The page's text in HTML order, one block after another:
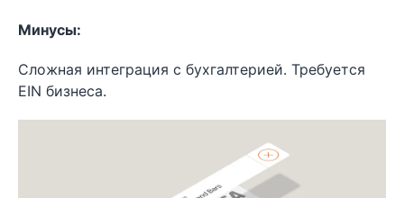
Минусы:
Сложная интеграция с бухгалтерией. Требуется
EIN бизнеса.